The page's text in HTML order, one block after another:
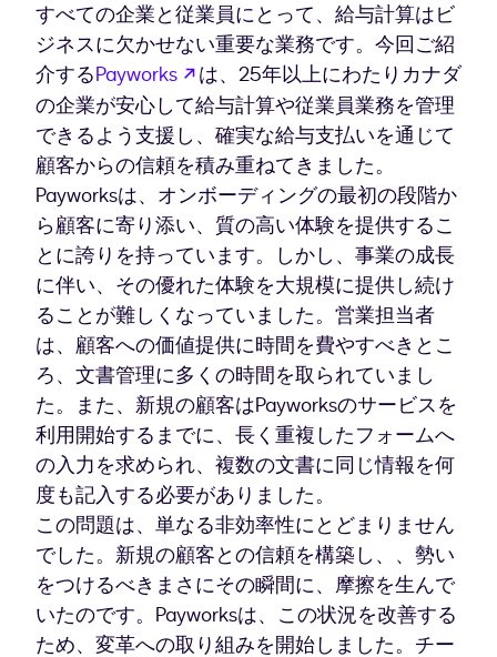
すべての企業と従業員にとって、給与計算はビ
ジネスに欠かせない重要な業務です。今回ご紹
介するPayworks 新しいタブで開く
は、25年以上にわたりカナダ
の企業が安心して給与計算や従業員業務を管理
できるよう支援し、確実な給与支払いを通じて
顧客からの信頼を積み重ねてきました。
Payworksは、オンボーディングの最初の段階か
ら顧客に寄り添い、質の高い体験を提供するこ
とに誇りを持っています。しかし、事業の成長
に伴い、その優れた体験を大規模に提供し続け
ることが難しくなっていました。営業担当者
は、顧客への価値提供に時間を費やすべきとこ
ろ、文書管理に多くの時間を取られていまし
た。また、新規の顧客はPayworksのサービスを
利用開始するまでに、長く重複したフォームへ
の入力を求められ、複数の文書に同じ情報を何
度も記入する必要がありました。
この問題は、単なる非効率性にとどまりません
でした。新規の顧客との信頼を構築し、、勢い
をつけるべきまさにその瞬間に、摩擦を生んで
いたのです。Payworksは、この状況を改善する
ため、変革への取り組みを開始しました。チー